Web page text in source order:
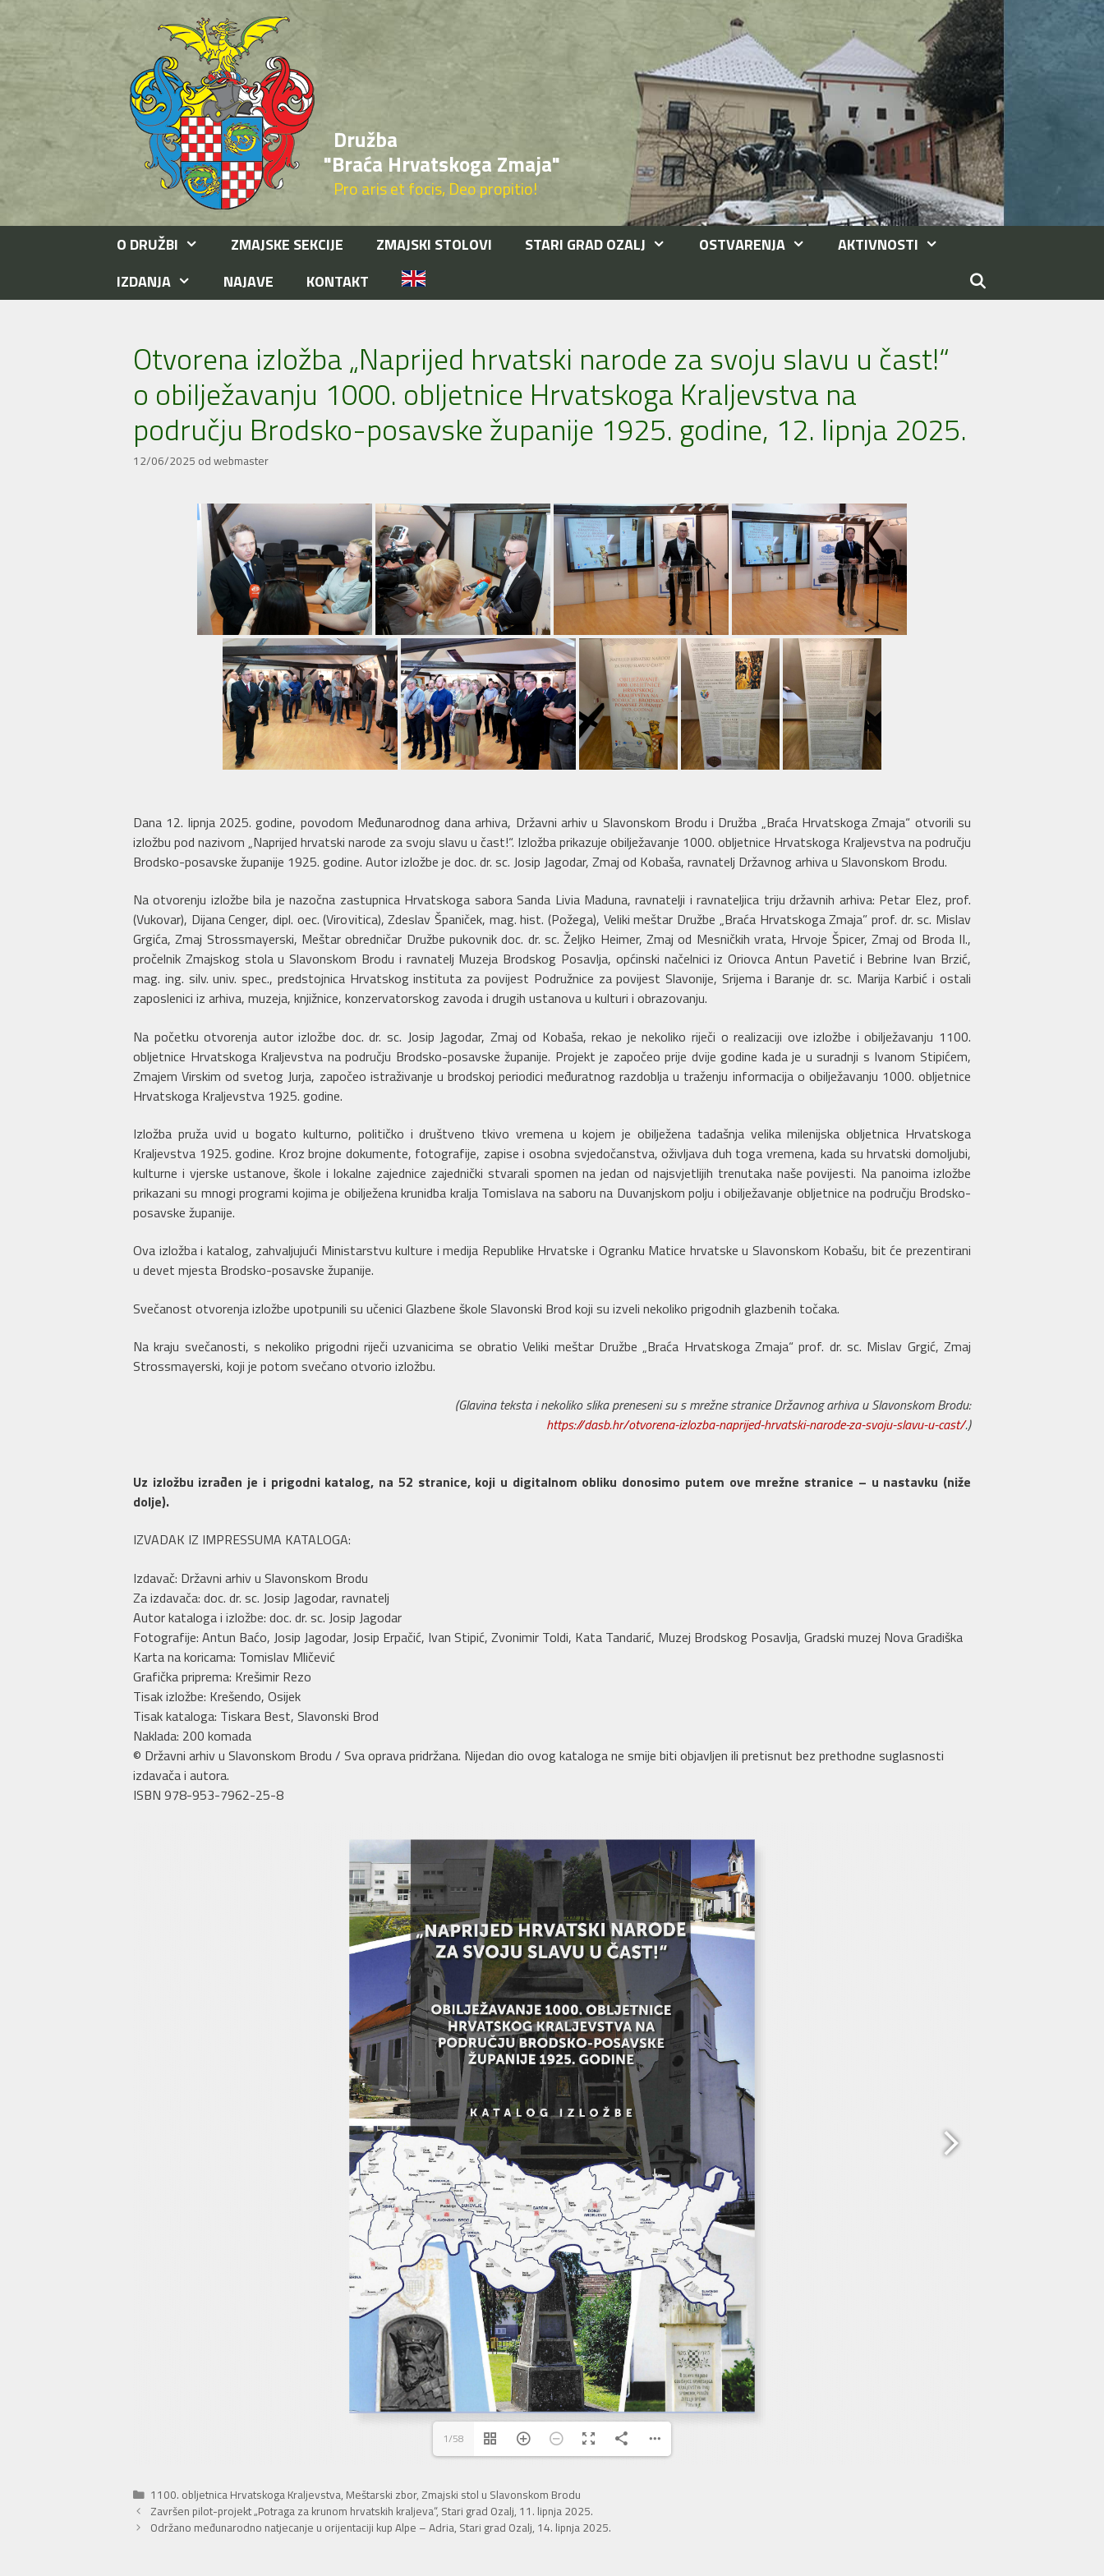
sadržaj
Družba
"Braća Hrvatskoga Zmaja"
Pro aris et focis, Deo propitio!
O DRUŽBI ZMAJSKE SEKCIJE ZMAJSKI STOLOVI STARI GRAD OZALJ OSTVARENJA
AKTIVNOSTI
IZDANJA
NAJAVE KONTAKT
Otvorena izložba „Naprijed hrvatski narode za svoju slavu u čast!“
o obilježavanju 1000. obljetnice Hrvatskoga Kraljevstva na
području Brodsko-posavske županije 1925. godine, 12. lipnja 2025.
12/06/2025 od webmaster
Dana 12. lipnja 2025. godine, povodom Međunarodnog dana arhiva, Državni arhiv u Slavonskom Brodu i Družba „Braća Hrvatskoga Zmaja“ otvorili su
izložbu pod nazivom „Naprijed hrvatski narode za svoju slavu u čast!“. Izložba prikazuje obilježavanje 1000. obljetnice Hrvatskoga Kraljevstva na području
Brodsko-posavske županije 1925. godine. Autor izložbe je doc. dr. sc. Josip Jagodar, Zmaj od Kobaša, ravnatelj Državnog arhiva u Slavonskom Brodu.
Na otvorenju izložbe bila je nazočna zastupnica Hrvatskoga sabora Sanda Livia Maduna, ravnatelji i ravnateljica triju državnih arhiva: Petar Elez, prof.
(Vukovar), Dijana Cenger, dipl. oec. (Virovitica), Zdeslav Španiček, mag. hist. (Požega), Veliki meštar Družbe „Braća Hrvatskoga Zmaja” prof. dr. sc. Mislav
Grgića, Zmaj Strossmayerski, Meštar obredničar Družbe pukovnik doc. dr. sc. Željko Heimer, Zmaj od Mesničkih vrata, Hrvoje Špicer, Zmaj od Broda II.,
pročelnik Zmajskog stola u Slavonskom Brodu i ravnatelj Muzeja Brodskog Posavlja, općinski načelnici iz Oriovca Antun Pavetić i Bebrine Ivan Brzić,
mag. ing. silv. univ. spec., predstojnica Hrvatskog instituta za povijest Podružnice za povijest Slavonije, Srijema i Baranje dr. sc. Marija Karbić i ostali
zaposlenici iz arhiva, muzeja, knjižnice, konzervatorskog zavoda i drugih ustanova u kulturi i obrazovanju.
Na početku otvorenja autor izložbe doc. dr. sc. Josip Jagodar, Zmaj od Kobaša, rekao je nekoliko riječi o realizaciji ove izložbe i obilježavanju 1100.
obljetnice Hrvatskoga Kraljevstva na području Brodsko-posavske županije. Projekt je započeo prije dvije godine kada je u suradnji s Ivanom Stipićem,
Zmajem Virskim od svetog Jurja, započeo istraživanje u brodskoj periodici međuratnog razdoblja u traženju informacija o obilježavanju 1000. obljetnice
Hrvatskoga Kraljevstva 1925. godine.
Izložba pruža uvid u bogato kulturno, političko i društveno tkivo vremena u kojem je obilježena tadašnja velika milenijska obljetnica Hrvatskoga
Kraljevstva 1925. godine. Kroz brojne dokumente, fotografije, zapise i osobna svjedočanstva, oživljava duh toga vremena, kada su hrvatski domoljubi,
kulturne i vjerske ustanove, škole i lokalne zajednice zajednički stvarali spomen na jedan od najsvjetlijih trenutaka naše povijesti. Na panoima izložbe
prikazani su mnogi programi kojima je obilježena krunidba kralja Tomislava na saboru na Duvanjskom polju i obilježavanje obljetnice na području Brodsko-
posavske županije.
Ova izložba i katalog, zahvaljujući Ministarstvu kulture i medija Republike Hrvatske i Ogranku Matice hrvatske u Slavonskom Kobašu, bit će prezentirani
u devet mjesta Brodsko-posavske županije.
Svečanost otvorenja izložbe upotpunili su učenici Glazbene škole Slavonski Brod koji su izveli nekoliko prigodnih glazbenih točaka.
Na kraju svečanosti, s nekoliko prigodni riječi uzvanicima se obratio Veliki meštar Družbe „Braća Hrvatskoga Zmaja“ prof. dr. sc. Mislav Grgić, Zmaj
Strossmayerski, koji je potom svečano otvorio izložbu.
(Glavina teksta i nekoliko slika preneseni su s mrežne stranice Državnog arhiva u Slavonskom Brodu:
https://dasb.hr/otvorena-izlozba-naprijed-hrvatski-narode-za-svoju-slavu-u-cast/.)
Uz izložbu izrađen je i prigodni katalog, na 52 stranice, koji u digitalnom obliku donosimo putem ove mrežne stranice – u nastavku (niže
dolje).
IZVADAK IZ IMPRESSUMA KATALOGA:
Izdavač: Državni arhiv u Slavonskom Brodu
Za izdavača: doc. dr. sc. Josip Jagodar, ravnatelj
Autor kataloga i izložbe: doc. dr. sc. Josip Jagodar
Fotografije: Antun Baćo, Josip Jagodar, Josip Erpačić, Ivan Stipić, Zvonimir Toldi, Kata Tandarić, Muzej Brodskog Posavlja, Gradski muzej Nova Gradiška
Karta na koricama: Tomislav Mličević
Grafička priprema: Krešimir Rezo
Tisak izložbe: Krešendo, Osijek
Tisak kataloga: Tiskara Best, Slavonski Brod
Naklada: 200 komada
© Državni arhiv u Slavonskom Brodu / Sva oprava pridržana. Nijedan dio ovog kataloga ne smije biti objavljen ili pretisnut bez prethodne suglasnosti
izdavača i autora.
ISBN 978-953-7962-25-8
1/58
Kategorije
1100. obljetnica Hrvatskoga Kraljevstva, Meštarski zbor, Zmajski stol u Slavonskom Brodu
Završen pilot-projekt „Potraga za krunom hrvatskih kraljeva“, Stari grad Ozalj, 11. lipnja 2025.
Održano međunarodno natjecanje u orijentaciji kup Alpe – Adria, Stari grad Ozalj, 14. lipnja 2025.